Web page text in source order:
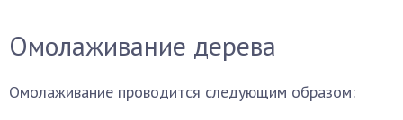
Омолаживание дерева
Омолаживание проводится следующим образом: